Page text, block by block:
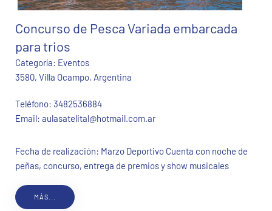
Concurso de Pesca Variada embarcada
para trios
Categoría: Eventos
3580, Villa Ocampo, Argentina
Teléfono: 3482536884
Email: aulasatelital@hotmail.com.ar
Fecha de realización: Marzo Deportivo Cuenta con noche de
peñas, concurso, entrega de premios y show musicales
MÁS...